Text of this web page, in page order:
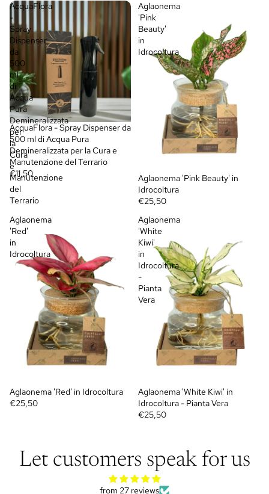
AcquaFlora
-
Spray
Dispenser
da
500
ml
di
Acqua
Pura
Demineralizzata
per
la
Cura
e
Manutenzione
del
Terrario
AcquaFlora - Spray Dispenser da
500 ml di Acqua Pura
Demineralizzata per la Cura e
Manutenzione del Terrario
€11,50
Aglaonema
'Pink
Beauty'
in
Idrocoltura
Aglaonema 'Pink Beauty' in
Idrocoltura
€25,50
Aglaonema
'Red'
in
Idrocoltura
Aglaonema 'Red' in Idrocoltura
€25,50
Aglaonema
'White
Kiwi'
in
Idrocoltura
-
Pianta
Vera
Aglaonema 'White Kiwi' in
Idrocoltura - Pianta Vera
€25,50
Let customers speak for us
from 27 reviews